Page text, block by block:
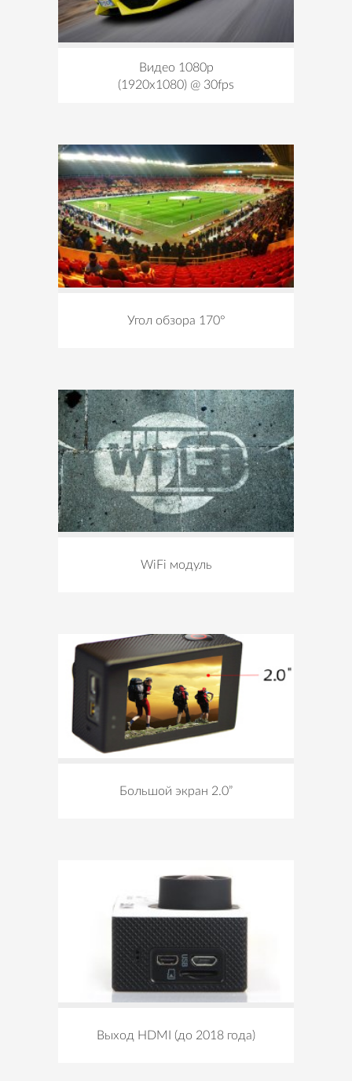
Видео 1080p
(1920x1080) @ 30fps
Угол обзора 170°
WiFi модуль
Большой экран 2.0”
Выход HDMI (до 2018 года)